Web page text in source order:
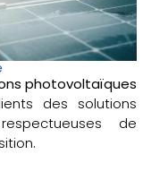
photovoltaïques
des solutions
de